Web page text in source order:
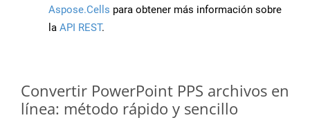
Aspose.Cells para obtener más información sobre
la API REST.
Convertir PowerPoint PPS archivos en
línea: método rápido y sencillo